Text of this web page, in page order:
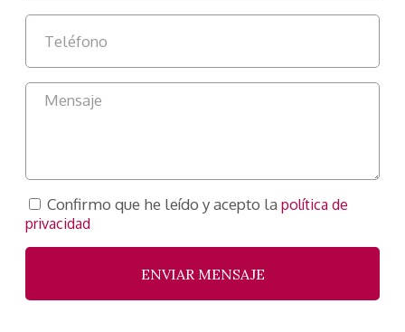
Confirmo que he leído y acepto la política de
privacidad
ENVIAR MENSAJE